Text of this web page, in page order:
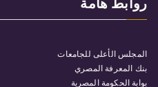
روابط هامة
المجلس الأعلى للجامعات
بنك المعرفة المصري
بوابة الحكومة المصرية